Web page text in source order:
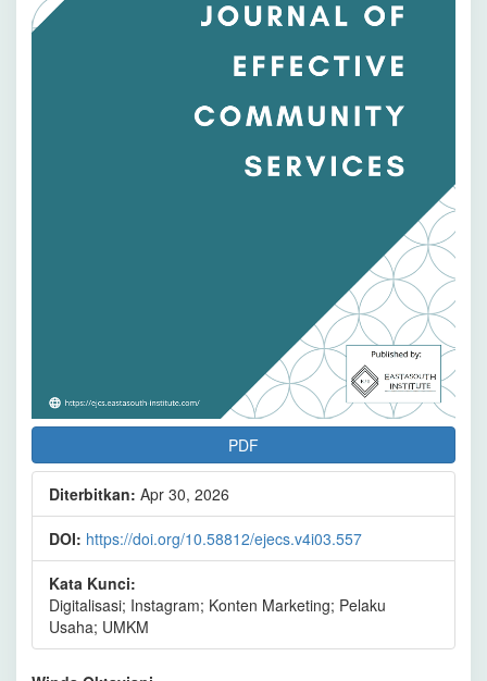
PDF
Diterbitkan: Apr 30, 2026
DOI: https://doi.org/10.58812/ejecs.v4i03.557
Kata Kunci:
Digitalisasi; Instagram; Konten Marketing; Pelaku
Usaha; UMKM